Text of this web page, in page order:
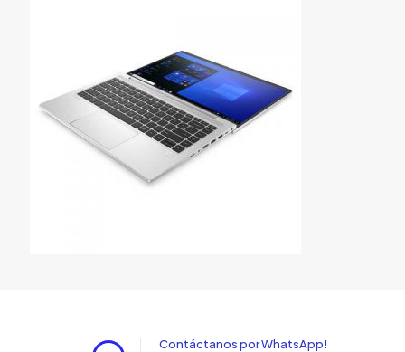
Contáctanos por WhatsApp!